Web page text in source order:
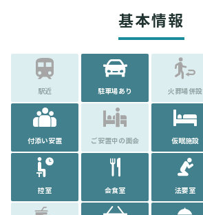
基本情報
駅近 駐車場あり 火葬場併設
付添い安置 ご安置中の面会 仮眠施設
控室 会食室 法要室